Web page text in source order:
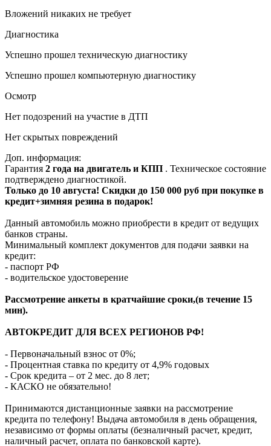
Вложений никаких не требует
Диагностика
Успешно прошел техническую диагностику
Успешно прошел компьютерную диагностику
Осмотр
Нет подозрений на участие в ДТП
Нет скрытых повреждений
Доп. информация:
Гарантия 2 года на двигатель и КПП . Техническое состояние
подтверждено диагностикой.
Только до 10 августа! Скидки до 150 000 руб при покупке в
кредит+зимняя резина в подарок!
Данный автомобиль можно приобрести в кредит от ведущих
банков страны.
Минимальный комплект документов для подачи заявки на
кредит:
- паспорт РФ
- водительское удостоверение
Рассмотрение анкеты в кратчайшие сроки,(в течение 15
мин).
АВТОКРЕДИТ ДЛЯ ВСЕХ РЕГИОНОВ РФ!
- Первоначальный взнос от 0%;
- Процентная ставка по кредиту от 4,9% годовых
- Срок кредита – от 2 мес. до 8 лет;
- КАСКО не обязательно!
Принимаются дистанционные заявки на рассмотрение
кредита по телефону! Выдача автомобиля в день обращения,
независимо от формы оплаты (безналичный расчет, кредит,
наличный расчет, оплата по банковской карте).